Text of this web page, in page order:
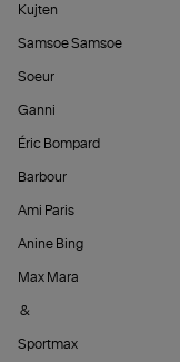
Kujten
Samsoe Samsoe
Soeur
Ganni
Éric Bompard
Barbour
Ami Paris
Anine Bing
Max Mara
&
Sportmax